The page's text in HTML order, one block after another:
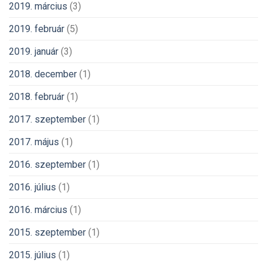
2019. március (3)
2019. február (5)
2019. január (3)
2018. december (1)
2018. február (1)
2017. szeptember (1)
2017. május (1)
2016. szeptember (1)
2016. július (1)
2016. március (1)
2015. szeptember (1)
2015. július (1)